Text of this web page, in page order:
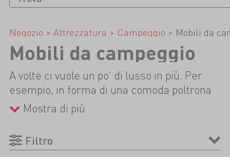
Negozio > Attrezzatura > Campeggio > Mobili da
Mobili da campeggio
A volte ci vuole un po' di lusso in più. Per
esempio, in forma di una comoda poltrona
da campeggio, sulla quale si può osservare
il tramonto, con una birra fresca e un paio
di snack sul tavolino a fianco. Oppure
prepari una cena a lume di candela su un
Mostra di più
Filtro